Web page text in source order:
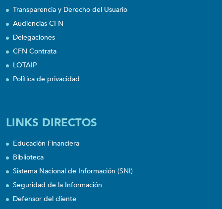
Transparencia y Derecho del Usuario
Audiencias CFN
Delegaciones
CFN Contrata
LOTAIP
Política de privacidad
LINKS DIRECTOS
Educación Financiera
Biblioteca
Sistema Nacional de Información (SNI)
Seguridad de la Información
Defensor del cliente